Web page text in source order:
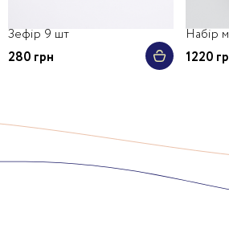
Зефір 9 шт
280 грн
Набір
1220